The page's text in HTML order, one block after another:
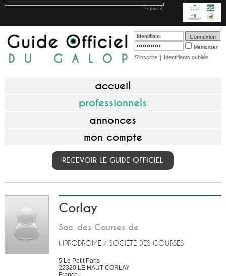
Publicité
Mémoriser
S'inscrire | Identifiants oubliés
accueil
professionnels
annonces
mon compte
RECEVOIR LE GUIDE OFFICIEL
Corlay
Soc. des Courses de
HIPPODROME / SOCIÉTÉ DES COURSES
5 Le Petit Paris
22320 LE HAUT CORLAY